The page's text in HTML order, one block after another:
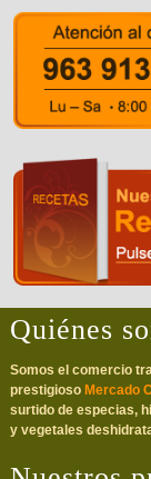
Quiénes
Somos el comercio
prestigioso Mercado
surtido de especias,
y vegetales